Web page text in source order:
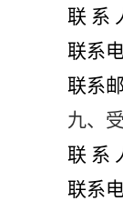
联 系
联系电
联系邮
九、
联 系
联系电